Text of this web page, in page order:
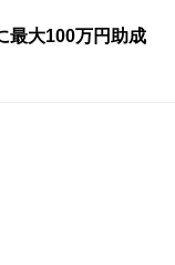
最大100万円助成